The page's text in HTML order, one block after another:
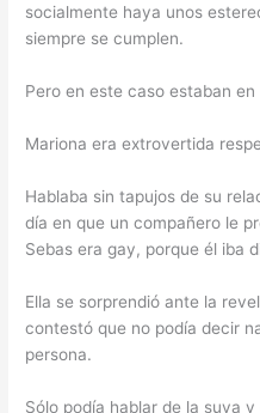
socialmente haya unos
siempre se cumplen.
Pero en este caso estaban en
Mariona era extrovertida
Hablaba sin tapujos de su
día en que un compañero le
Sebas era gay, porque él iba
Ella se sorprendió ante la
contestó que no podía decir
persona.
Sólo podía hablar de la suya